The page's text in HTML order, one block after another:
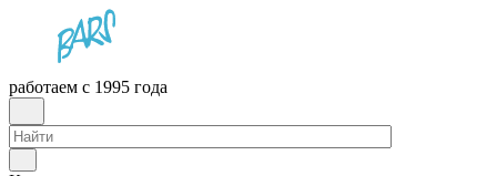
работаем с 1995 года